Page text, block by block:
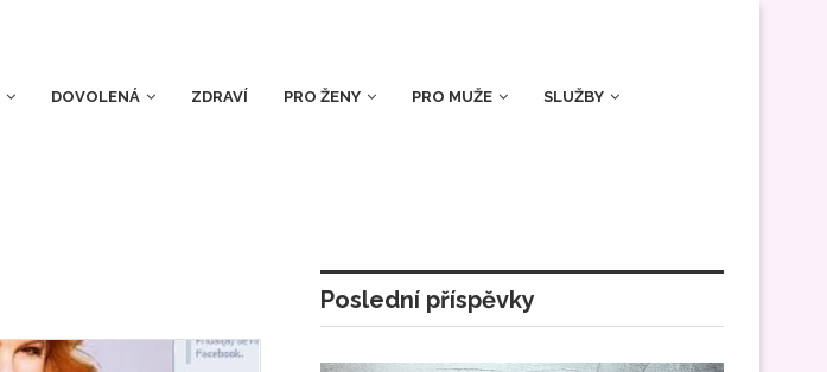
DOVOLENÁ ZDRAVÍ PRO ŽENY PRO MUŽE SLUŽBY
Poslední příspěvky